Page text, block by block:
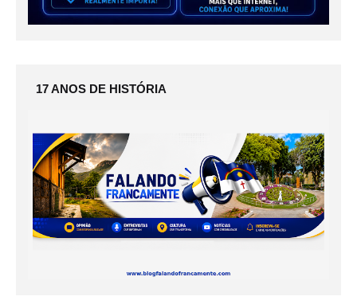
17 ANOS DE HISTÓRIA